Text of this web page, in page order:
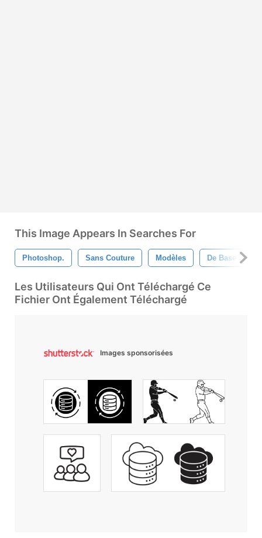
This Image Appears In Searches For
Photoshop. Sans Couture Modèles De Base
Les Utilisateurs Qui Ont Téléchargé Ce
Fichier Ont Également Téléchargé
Images sponsorisées